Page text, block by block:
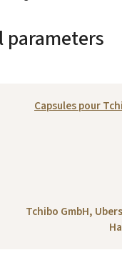
Capsules pour
Tchibo GmbH,